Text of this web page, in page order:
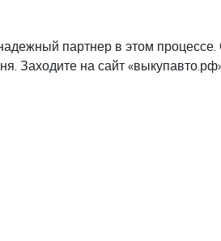
партнер в этом
Заходите на сайт